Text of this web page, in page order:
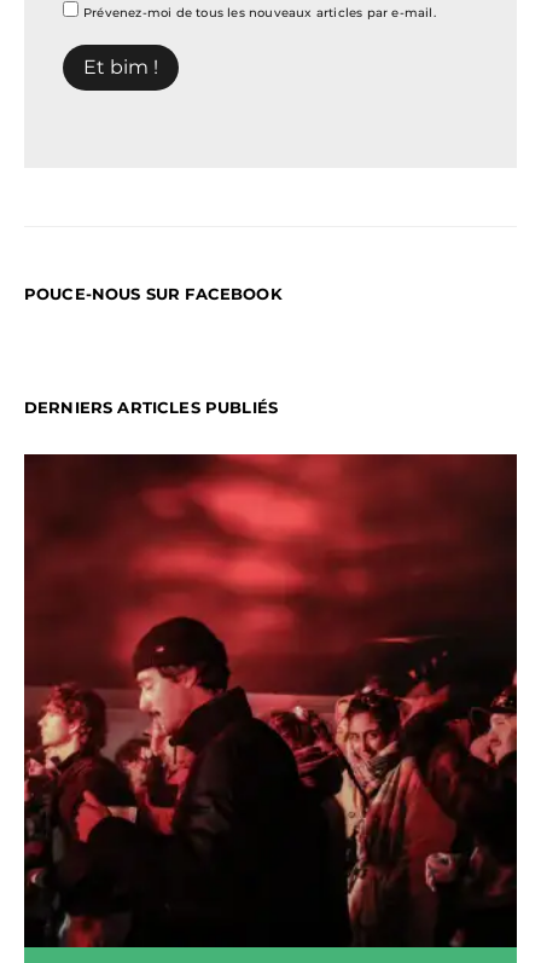
Prévenez-moi de tous les nouveaux articles par e-mail.
POUCE-NOUS SUR FACEBOOK
DERNIERS ARTICLES PUBLIÉS